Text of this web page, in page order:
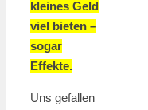
kleines Geld
viel bieten –
sogar
Effekte.
Uns gefallen